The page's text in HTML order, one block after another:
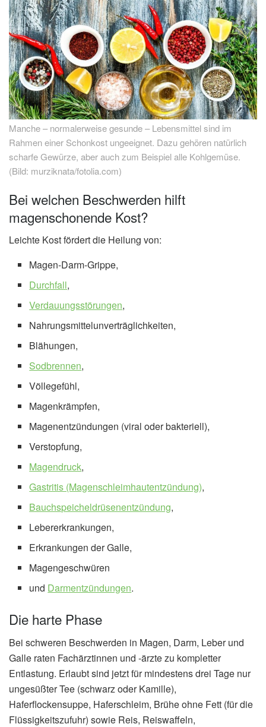
Manche – normalerweise gesunde – Lebensmittel sind im
Rahmen einer Schonkost ungeeignet. Dazu gehören natürlich
scharfe Gewürze, aber auch zum Beispiel alle Kohlgemüse.
(Bild: murziknata/fotolia.com)
Bei welchen Beschwerden hilft
magenschonende Kost?
Leichte Kost fördert die Heilung von:
Magen-Darm-Grippe,
Durchfall,
Verdauungsstörungen,
Nahrungsmittelunverträglichkeiten,
Blähungen,
Sodbrennen,
Völlegefühl,
Magenkrämpfen,
Magenentzündungen (viral oder bakteriell),
Verstopfung,
Magendruck,
Gastritis (Magenschleimhautentzündung),
Bauchspeicheldrüsenentzündung,
Lebererkrankungen,
Erkrankungen der Galle,
Magengeschwüren
und Darmentzündungen.
Die harte Phase
Bei schweren Beschwerden in Magen, Darm, Leber und
Galle raten Fachärztinnen und -ärzte zu kompletter
Entlastung. Erlaubt sind jetzt für mindestens drei Tage nur
ungesüßter Tee (schwarz oder Kamille),
Haferflockensuppe, Haferschleim, Brühe ohne Fett (für die
Flüssigkeitszufuhr) sowie Reis, Reiswaffeln,